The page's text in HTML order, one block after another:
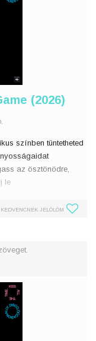
(2026)
színben tüntetheted
az ösztönödre,
le
KEDVENCNEK JELÖLÖM